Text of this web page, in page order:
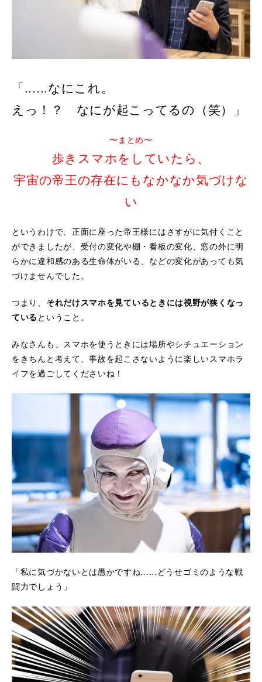
「......なにこれ。
えっ！？ なにが起こってるの（笑）」
〜まとめ〜
歩きスマホをしていたら、
宇宙の帝王の存在にもなかなか気づけな
い
というわけで、正面に座った帝王様にはさすがに気付くこと
ができましたが、受付の変化や棚・看板の変化、窓の外に明
らかに違和感のある生命体がいる、などの変化があっても気
づけませんでした。
つまり、 それだけスマホを見ているときには視野が狭くなっ
ている ということ。
みなさんも、スマホを使うときには場所やシチュエーション
をきちんと考えて、事故を起こさないように楽しいスマホラ
イフを過ごしてくださいね！
「私に気づかないとは愚かですね......どうせゴミのような戦
闘力でしょう」